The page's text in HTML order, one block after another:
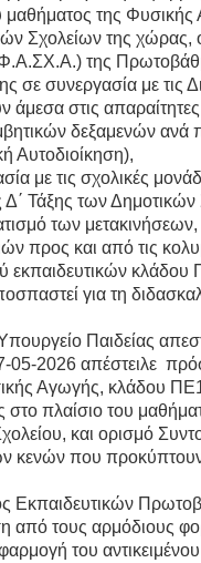
της Φυσικής
Σχολείων της
της
σε συνεργασία με τις
στις απαραίτητες
δεξαμενών ανά
Αυτοδιοίκηση),
με τις σχολικές
Δ΄ Τάξης των Δημοτικών
των μετακινήσεων,
προς και από τις
εκπαιδευτικών
για τη
Παιδείας
05-2026 απέστειλε
Αγωγής, κλάδου
στο πλαίσιο του
και ορισμό
κενών που προκύπτουν
Εκπαιδευτικών
από τους αρμόδιους
του